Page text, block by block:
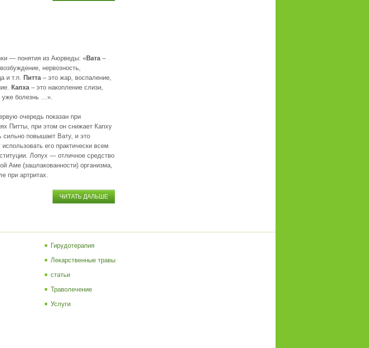
— понятия из Аюрведы: «Вата –
нервозность,
и т.п.
Питта – это жар, воспаление,
Капха – это накопление слизи,
уже болезнь …».
очередь показан при
Питты, при этом он снижает Капху
сильно повышает Вату, и это
использовать его практически всем
Лопух — отличное средство
Аме (зашлакованности) организма,
при артритах.
ЧИТАТЬ ДАЛЬШЕ
Гирудотерапия
Лекарственные травы
статьи
Траволечение
Услуги